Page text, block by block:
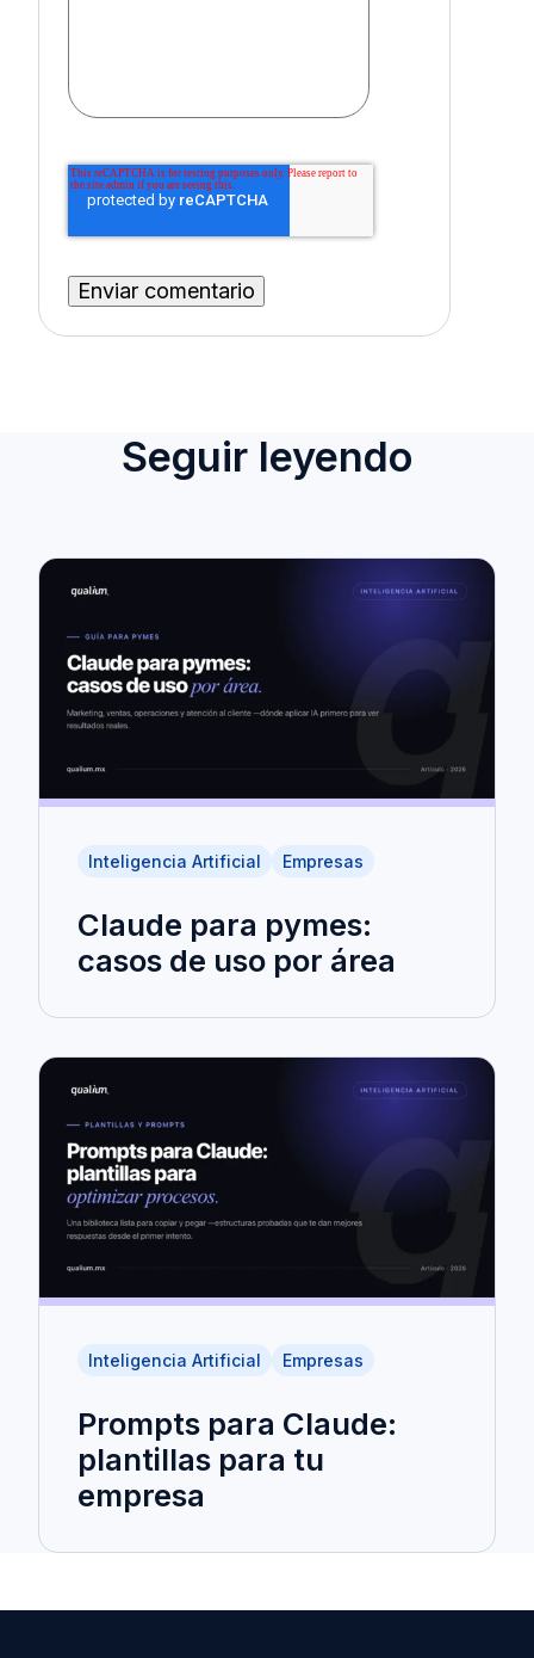
Seguir leyendo
Inteligencia Artificial Empresas
Claude para pymes:
casos de uso por área
Inteligencia Artificial Empresas
Prompts para Claude:
plantillas para tu
empresa